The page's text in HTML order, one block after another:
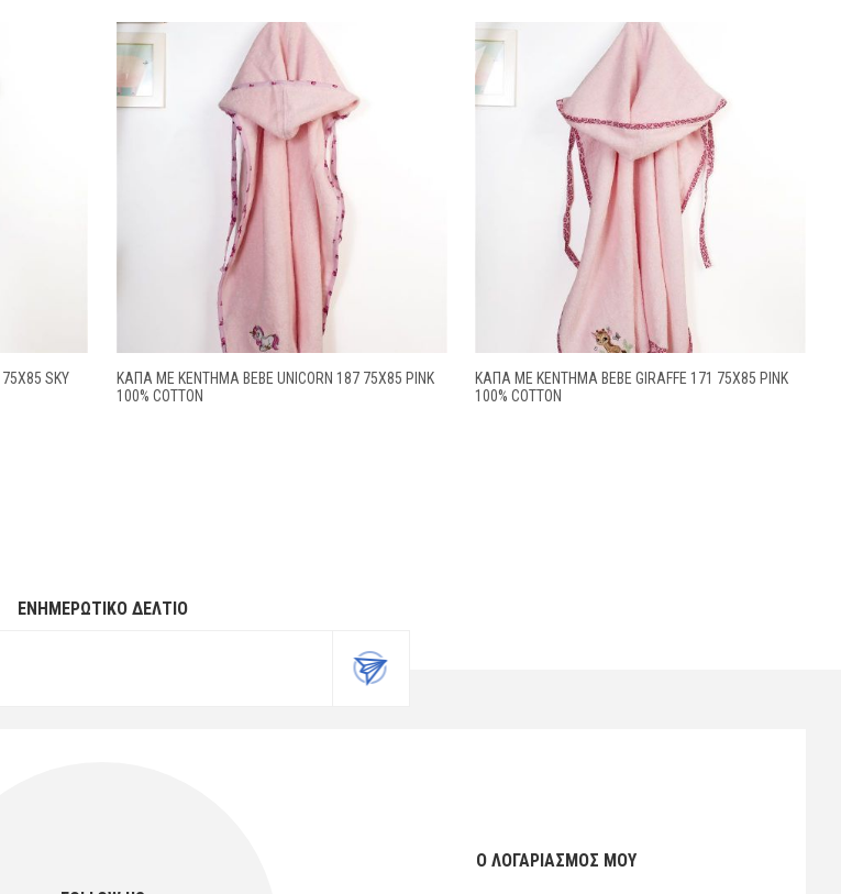
SKY
ΚΆΠΑ ΜΕ ΚΈΝΤΗΜΑ BEBE UNICORN 187 75X85 PINK
100% COTTON
ΚΆΠΑ ΜΕ ΚΈΝΤΗΜΑ BEBE GIRAFFE 171 75X85 PINK
100% COTTON
ΕΝΗΜΕΡΩΤΙΚΌ ΔΕΛΤΊΟ
Ο ΛΟΓΑΡΙΑΣΜΌΣ ΜΟΥ